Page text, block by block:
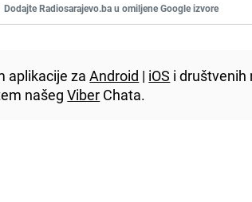
Dodajte Radiosarajevo.ba u omiljene Google izvore
aplikacije zaAndroid | iOS i
našegViber Chata.